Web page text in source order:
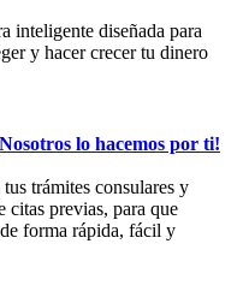
inteligente diseñada para
y hacer crecer tu dinero
lo hacemos por ti!
trámites consulares y
citas previas, para que
forma rápida, fácil y